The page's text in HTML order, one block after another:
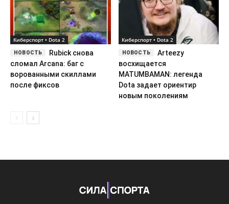
Киберспорт • Dota 2
Rubick снова
сломал Arcana: баг с
ворованными скиллами
после фиксов
Киберспорт • Dota 2
Arteezy
восхищается
MATUMBAMAN: легенда
Dota задает ориентир
новым поколениям